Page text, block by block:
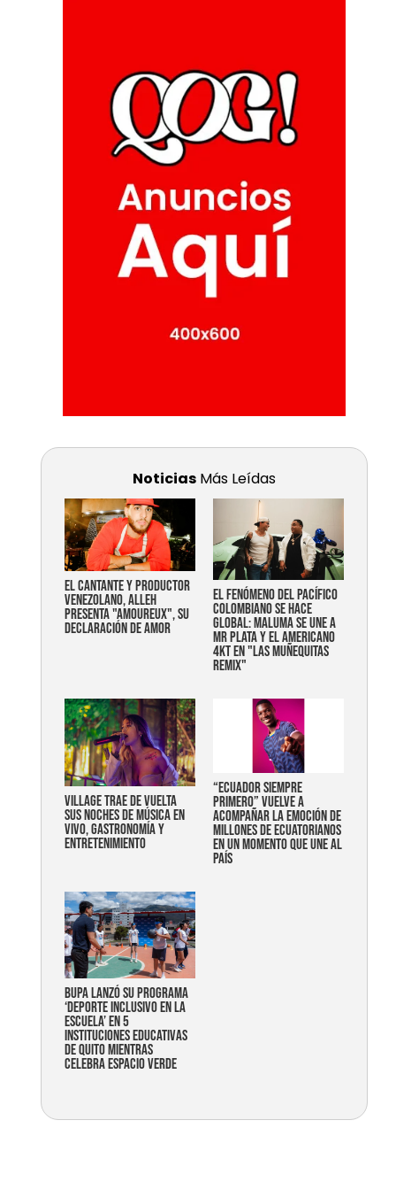
Noticias Más Leídas
EL CANTANTE Y PRODUCTOR
VENEZOLANO, ALLEH
PRESENTA "AMOUREUX", SU
DECLARACIÓN DE AMOR
EL FENÓMENO DEL PACÍFICO
COLOMBIANO SE HACE
GLOBAL: MALUMA SE UNE A
MR PLATA Y EL AMERICANO
4KT EN "LAS MUÑEQUITAS
REMIX"
Village trae de vuelta
sus noches de música en
vivo, gastronomía y
entretenimiento
“Ecuador siempre
primero” vuelve a
acompañar la emoción de
millones de ecuatorianos
en un momento que une al
país
Bupa lanzó su programa
‘Deporte Inclusivo en la
Escuela’ en 5
instituciones educativas
de Quito mientras
celebra espacio verde